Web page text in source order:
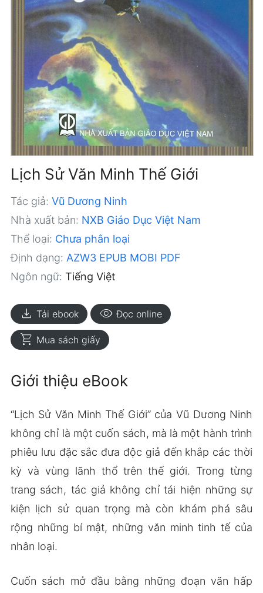
Lịch Sử Văn Minh Thế Giới
Tác giả: Vũ Dương Ninh
Nhà xuất bản: NXB Giáo Dục Việt Nam
Thể loại: Chưa phân loại
Định dạng: AZW3 EPUB MOBI PDF
Ngôn ngữ: Tiếng Việt
download Tải ebook visibility Đọc online
shopping_cart Mua sách giấy
Giới thiệu eBook
“Lịch Sử Văn Minh Thế Giới” của Vũ Dương Ninh
không chỉ là một cuốn sách, mà là một hành trình
phiêu lưu đặc sắc đưa độc giả đến khắp các thời
kỳ và vùng lãnh thổ trên thế giới. Trong từng
trang sách, tác giả không chỉ tái hiện những sự
kiện lịch sử quan trọng mà còn khám phá sâu
rộng những bí mật, những văn minh tinh tế của
nhân loại.
Cuốn sách mở đầu bằng những đoạn văn hấp